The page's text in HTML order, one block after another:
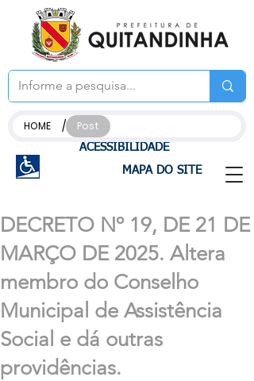
ACESSIBILIDADE
MAPA DO SITE
HOME / Post
DECRETO Nº 19, DE 21 DE
MARÇO DE 2025. Altera
membro do Conselho
Municipal de Assistência
Social e dá outras
providências.